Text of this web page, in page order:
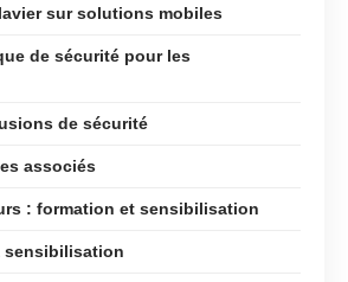
sur solutions mobiles
de sécurité pour les
de sécurité
associés
: formation et sensibilisation
sensibilisation